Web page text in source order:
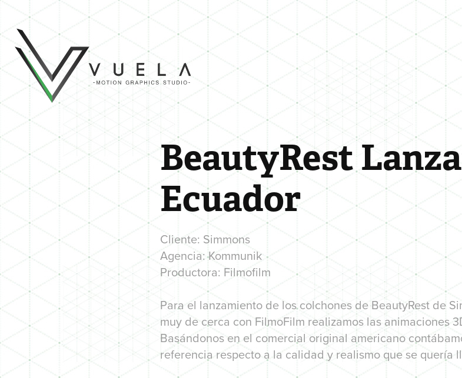
BeautyRest
Ecuador
Cliente: Simmons
Agencia: Kommunik
Productora: Filmofilm
Para el lanzamiento de los colchones de BeautyRest de
muy de cerca con FilmoFilm realizamos las animaciones
Basándonos en el comercial original americano
referencia respecto a la calidad y realismo que se quería